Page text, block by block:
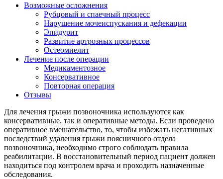
Возможные осложнения
Рубцовый и спаечный процесс
Нарушение мочеиспускания и дефекации
Эпидурит
Развитие артрозных процессов
Остеомиелит
Лечение после операции
Медикаментозное
Консервативное
Повторная операция
Отзывы
Для лечения грыжи позвоночника используются как
консервативные, так и оперативные методы. Если проведено
оперативное вмешательство, то, чтобы избежать негативных
последствий удаления грыжи поясничного отдела
позвоночника, необходимо строго соблюдать правила
реабилитации. В восстановительный период пациент должен
находиться под контролем врача и проходить назначенные
обследования.